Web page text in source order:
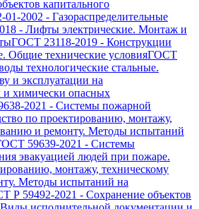
капитального
2002 - Газораспределительные
- Лифты электрические. Монтаж и
ГОСТ 23118-2019 - Конструкции
Общие технические условияГОСТ
технологические стальные.
и эксплуатации на
химически опасных
2021 - Системы пожарной
по проектированию, монтажу,
и ремонту. Методы испытаний
59639-2021 - Системы
эвакуацией людей при пожаре.
монтажу, техническому
Методы испытаний на
Р 59492-2021 - Сохранение объектов